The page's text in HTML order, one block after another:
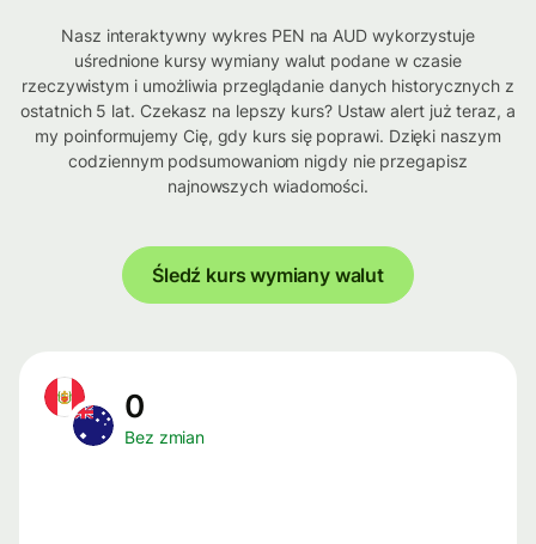
Nasz interaktywny wykres PEN na AUD wykorzystuje
uśrednione kursy wymiany walut podane w czasie
rzeczywistym i umożliwia przeglądanie danych historycznych z
ostatnich 5 lat. Czekasz na lepszy kurs? Ustaw alert już teraz, a
my poinformujemy Cię, gdy kurs się poprawi. Dzięki naszym
codziennym podsumowaniom nigdy nie przegapisz
najnowszych wiadomości.
Śledź kurs wymiany walut
0
Bez zmian